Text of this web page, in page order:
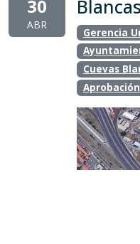
30
ABR
Gerencia
Cuevas